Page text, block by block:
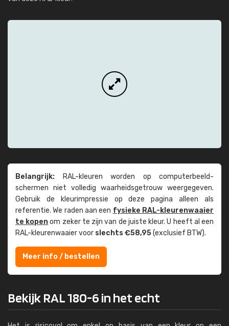
Belangrijk: RAL-kleuren worden op computer­beeld­
schermen niet volledig waarheids­­getrouw weer­gegeven.
Gebruik de kleur­impressie op deze pagina alleen als
referentie. We raden aan een fysieke RAL-kleuren­waaier
te kopenom zeker te zijn van de juiste kleur. U heeft al een
RAL-kleuren­waaier voor slechts €58,95(exclusief BTW).
Meer info / bestellen
Bekijk RAL 180-6 in het echt